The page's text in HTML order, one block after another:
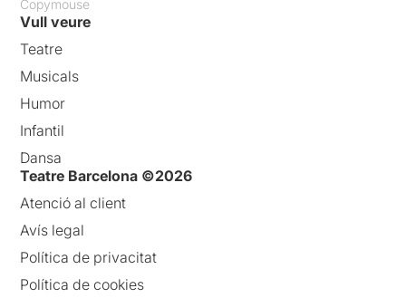
Copymouse
Vull veure
Teatre
Musicals
Humor
Infantil
Dansa
Teatre Barcelona ©2026
Atenció al client
Avís legal
Política de privacitat
Política de cookies